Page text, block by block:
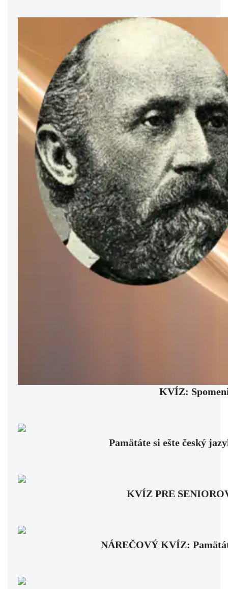
KVÍZ:
Pamätáte si ešte český
KVÍZ PRE
NÁREČOVÝ KVÍZ: